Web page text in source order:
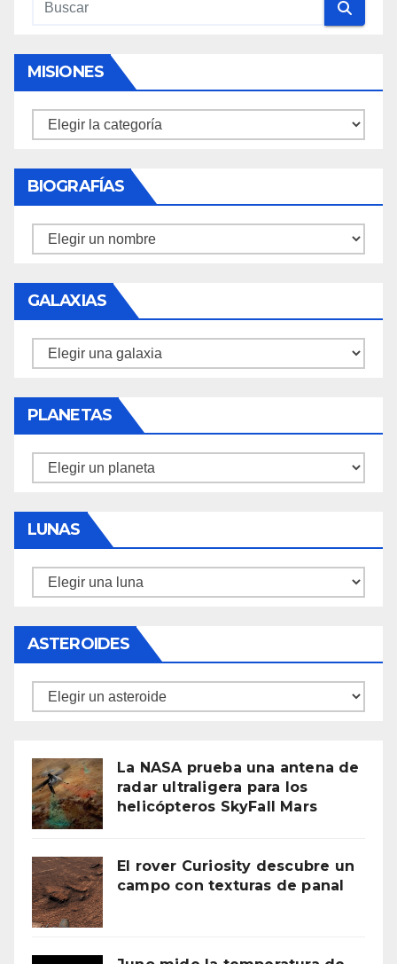
MISIONES
Misiones
BIOGRAFÍAS
Biografías
GALAXIAS
Galaxias
PLANETAS
Planetas
LUNAS
Lunas
ASTEROIDES
Asteroides
La NASA prueba una antena de
radar ultraligera para los
helicópteros SkyFall Mars
El rover Curiosity descubre un
campo con texturas de panal